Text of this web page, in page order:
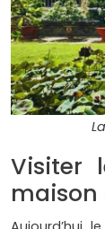
Visiter
maison